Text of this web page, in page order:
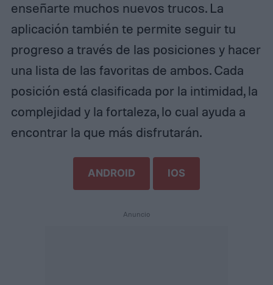
enseñarte muchos nuevos trucos. La
aplicación también te permite seguir tu
progreso a través de las posiciones y hacer
una lista de las favoritas de ambos. Cada
posición está clasificada por la intimidad, la
complejidad y la fortaleza, lo cual ayuda a
encontrar la que más disfrutarán.
ANDROID IOS